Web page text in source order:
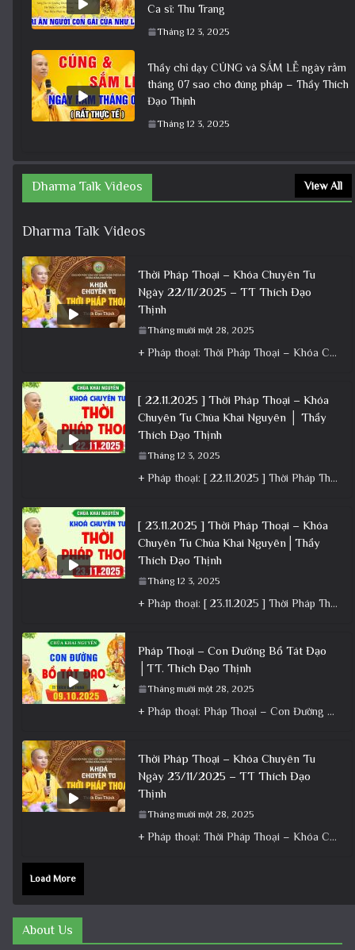
Ca sĩ: Thu Trang
Tháng 12 3, 2025
Thầy chỉ dạy CÚNG và SẮM LỄ ngày rằm
tháng 07 sao cho đúng pháp – Thầy Thích
Đạo Thịnh
Tháng 12 3, 2025
Dharma Talk Videos View All
Dharma Talk Videos
Thời Pháp Thoại – Khóa Chuyên Tu
Ngày 22/11/2025 – TT Thích Đạo
Thịnh
Tháng mười một 28, 2025
+ Pháp thoại: Thời Pháp Thoại – Khóa Chuyên Tu Ngày 22/11/2025 – TT Thích Đạo Thịnh + Album: Pháp
[ 22.11.2025 ] Thời Pháp Thoại – Khóa
Chuyên Tu Chùa Khai Nguyên │ Thầy
Thích Đạo Thịnh
Tháng 12 3, 2025
+ Pháp thoại: [ 22.11.2025 ] Thời Pháp Thoại – Khóa Chuyên Tu Chùa Khai Nguyên │ Thầy Thích Đạo
[ 23.11.2025 ] Thời Pháp Thoại – Khóa
Chuyên Tu Chùa Khai Nguyên│Thầy
Thích Đạo Thịnh
Tháng 12 3, 2025
+ Pháp thoại: [ 23.11.2025 ] Thời Pháp Thoại – Khóa Chuyên Tu Chùa Khai Nguyên│Thầy Thích Đạo Thịnh +
Pháp Thoại – Con Đường Bồ Tát Đạo
│TT. Thích Đạo Thịnh
Tháng mười một 28, 2025
+ Pháp thoại: Pháp Thoại – Con Đường Bồ Tát Đạo │TT. Thích Đạo Thịnh + Album: Pháp Thoại +
Thời Pháp Thoại – Khóa Chuyên Tu
Ngày 23/11/2025 – TT Thích Đạo
Thịnh
Tháng mười một 28, 2025
+ Pháp thoại: Thời Pháp Thoại – Khóa Chuyên Tu Ngày 23/11/2025 – TT Thích Đạo Thịnh + Album: Pháp
Load More
About Us